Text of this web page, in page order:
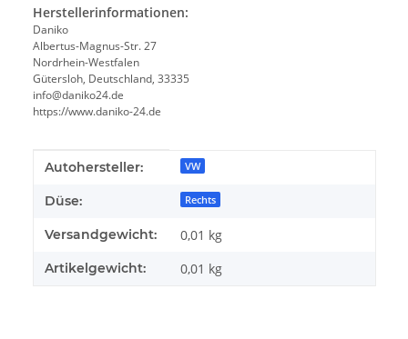
Herstellerinformationen:
Daniko
Albertus-Magnus-Str. 27
Nordrhein-Westfalen
Gütersloh, Deutschland, 33335
info@daniko24.de
https://www.daniko-24.de
Produkteigenschaft
Wert
Autohersteller: VW
Düse: Rechts
Versandgewicht: 0,01 kg
Artikelgewicht: 0,01 kg